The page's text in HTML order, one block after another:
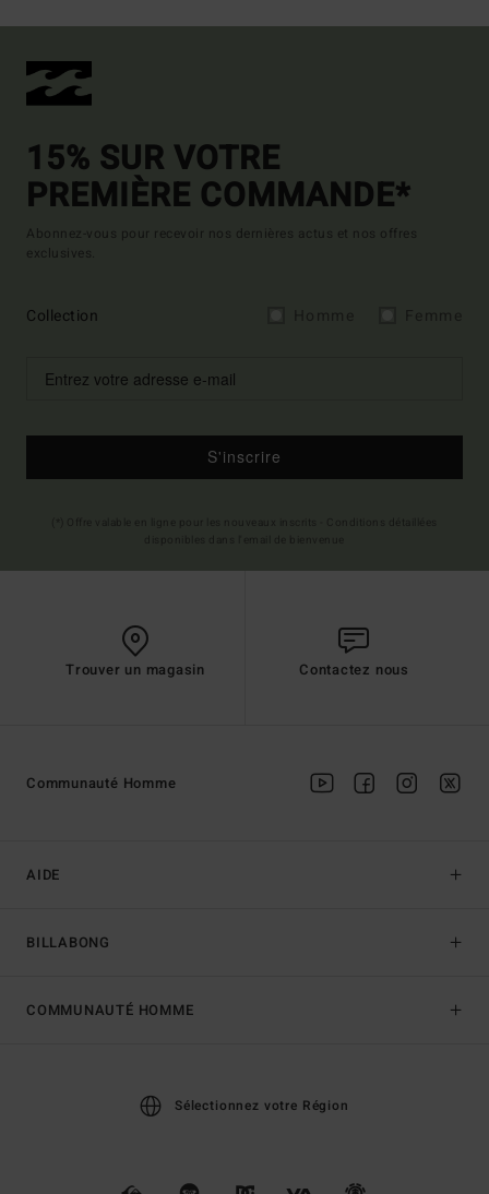
15% SUR VOTRE
PREMIÈRE COMMANDE*
Abonnez-vous pour recevoir nos dernières actus et nos offres
exclusives.
Collection
S'inscrire
Trouver un magasin Contactez nous
AIDE
BILLABONG
Communauté Homme
COMMUNAUTÉ HOMME
Sélectionnez votre Région